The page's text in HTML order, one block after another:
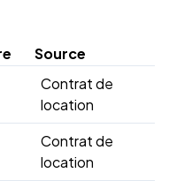
Source
Contrat de
location
Contrat de
location